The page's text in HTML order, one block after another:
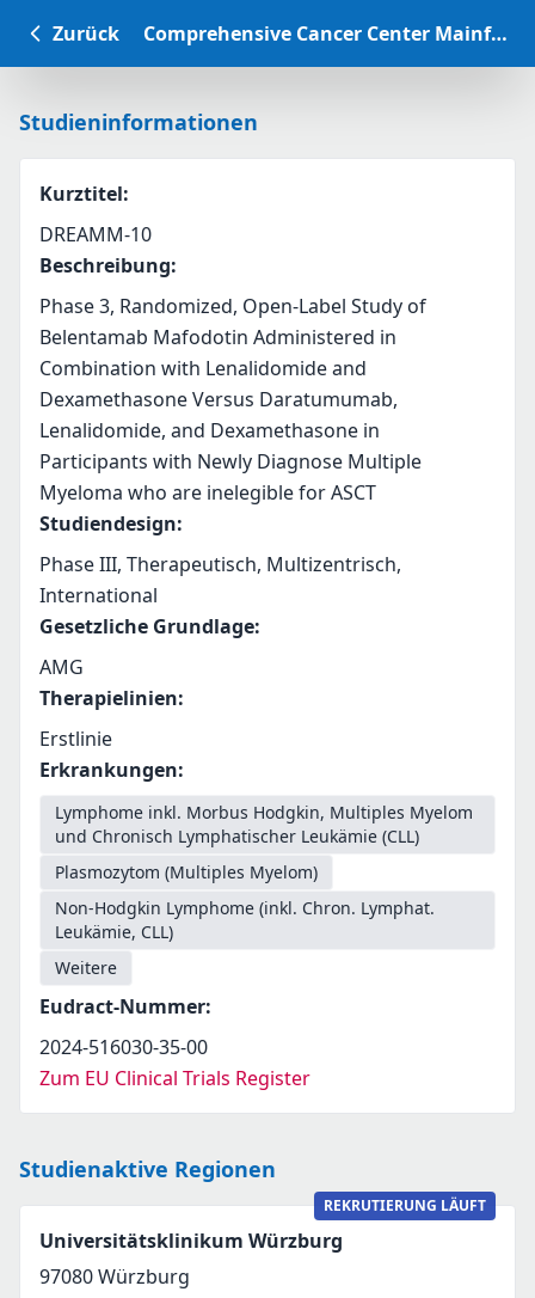
Zurück Comprehensive Cancer Center Mainfranken Studiendatenbank
Studieninformationen
Kurztitel:
DREAMM-10
Beschreibung:
Phase 3, Randomized, Open-Label Study of
Belentamab Mafodotin Administered in
Combination with Lenalidomide and
Dexamethasone Versus Daratumumab,
Lenalidomide, and Dexamethasone in
Participants with Newly Diagnose Multiple
Myeloma who are inelegible for ASCT
Studiendesign:
Phase III, Therapeutisch, Multizentrisch,
International
Gesetzliche Grundlage:
AMG
Therapielinien:
Erstlinie
Erkrankungen:
Lymphome inkl. Morbus Hodgkin, Multiples Myelom
und Chronisch Lymphatischer Leukämie (CLL)
Plasmozytom (Multiples Myelom)
Non-Hodgkin Lymphome (inkl. Chron. Lymphat.
Leukämie, CLL)
Weitere
Eudract-Nummer:
2024-516030-35-00
Zum EU Clinical Trials Register
Studienaktive Regionen
REKRUTIERUNG LÄUFT
Universitätsklinikum Würzburg
97080Würzburg